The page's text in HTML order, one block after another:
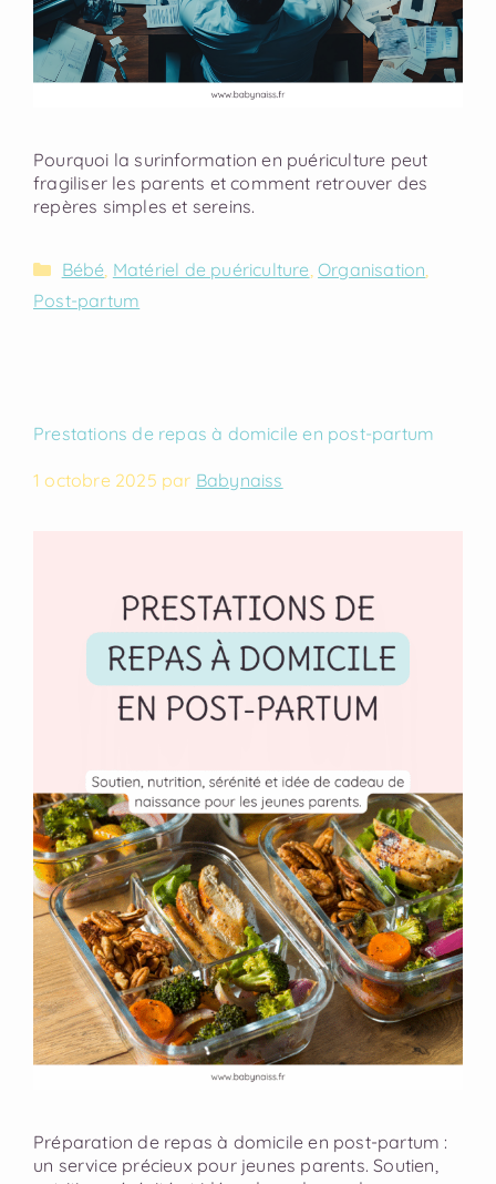
Pourquoi la surinformation en puériculture peut
fragiliser les parents et comment retrouver des
repères simples et sereins.
Bébé Matériel de puériculture ,Organisation
Post-partum
Prestations de repas à domicile en post-partum
1 octobre 2025 par Babynaiss
Préparation de repas à domicile en post-partum :
un service précieux pour jeunes parents. Soutien,